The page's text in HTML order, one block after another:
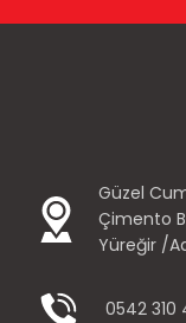
Güzel
Çimento
Yüreğir /
0542 310